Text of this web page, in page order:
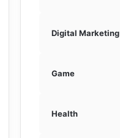
Digital Marketing
Game
Health